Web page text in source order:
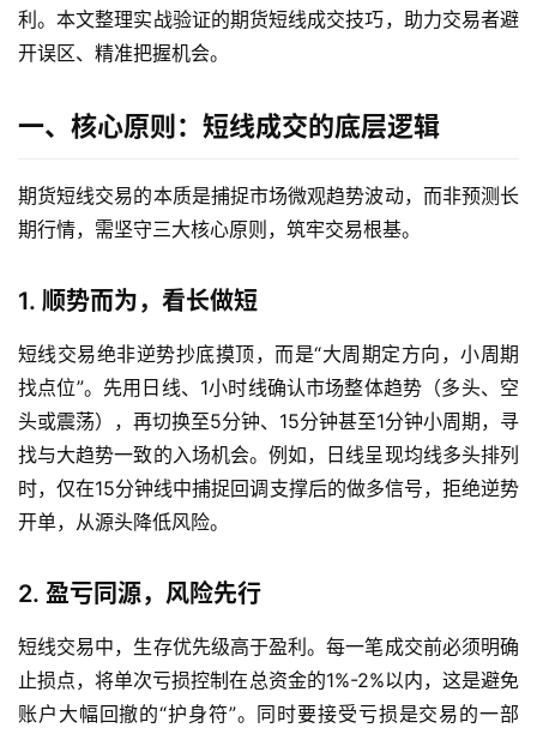
利。本文整理实战验证的期货短线成交技巧，助力交易者避
开误区、精准把握机会。
一、核心原则：短线成交的底层逻辑
期货短线交易的本质是捕捉市场微观趋势波动，而非预测长
期行情，需坚守三大核心原则，筑牢交易根基。
1. 顺势而为，看长做短
短线交易绝非逆势抄底摸顶，而是“大周期定方向，小周期
找点位”。先用日线、1小时线确认市场整体趋势（多头、空
头或震荡），再切换至5分钟、15分钟甚至1分钟小周期，寻
找与大趋势一致的入场机会。例如，日线呈现均线多头排列
时，仅在15分钟线中捕捉回调支撑后的做多信号，拒绝逆势
开单，从源头降低风险。
2. 盈亏同源，风险先行
短线交易中，生存优先级高于盈利。每一笔成交前必须明确
止损点，将单次亏损控制在总资金的1%-2%以内，这是避免
账户大幅回撤的“护身符”。同时要接受亏损是交易的一部